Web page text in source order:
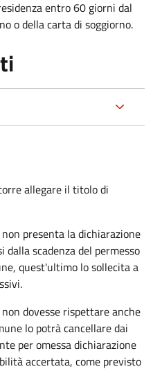
entro 60 giorni dal
o della carta di soggiorno.
allegare il titolo di
presenta la dichiarazione
scadenza del permesso
quest'ultimo lo sollecita a
dovesse rispettare anche
lo potrà cancellare dai
per omessa dichiarazione
accertata, come previsto